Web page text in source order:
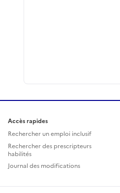
Accès rapides
Rechercher un emploi inclusif
Rechercher des prescripteurs
habilités
Journal des modifications